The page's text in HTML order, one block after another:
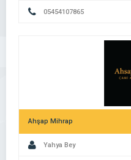
05454107865
Ahşap Mihrap
Yahya Bey